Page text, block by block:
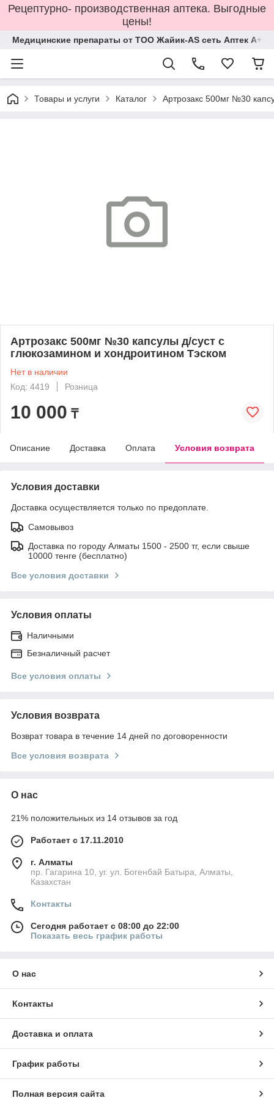
Рецептурно- производственная аптека. Выгодные
цены!
Медицинские препараты от ТОО Жайик-AS сеть Аптек А+
Товары и услуги Каталог Артрозакс 500мг №30
Артрозакс 500мг №30 капсулы д/суст с
глюкозамином и хондроитином Тэском
Нет в наличии
Код: 4419
Розница
10 000 ₸
Описание Доставка Оплата Условия возврата
Условия доставки
Доставка осуществляется только по предоплате.
Самовывоз
Доставка по городу Алматы 1500 - 2500 тг, если свыше
10000 тенге (бесплатно)
Все условия доставки
Условия оплаты
Наличными
Безналичный расчет
Все условия оплаты
Условия возврата
Возврат товара в течение 14 дней по договоренности
Все условия возврата
О нас
21% положительных из 14 отзывов за год
Работает с 17.11.2010
г. Алматы
пр. Гагарина 10, уг. ул. Богенбай Батыра, Алматы,
Казахстан
Контакты
Сегодня работает с 08:00 до 22:00
Показать весь график работы
О нас
Контакты
Доставка и оплата
График работы
Полная версия сайта